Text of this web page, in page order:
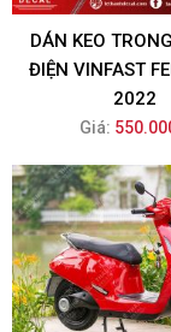
DÁN KEO
ĐIỆN VINFAST
2022
Giá: